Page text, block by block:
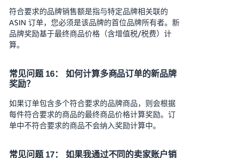
符合要求的品牌销售额是指与特定品牌相关联的
ASIN 订单，您必须是该品牌的首位品牌所有者。新
品牌奖励基于最终商品价格（含增值税/税费）计
算。
常见问题 16： 如何计算多商品订单的新品牌
奖励？
如果订单包含多个符合要求的品牌商品，则会根据
每件符合要求的商品的最终商品价格计算奖励。订
单中不符合要求的商品不会纳入奖励计算中。
常见问题 17： 如果我通过不同的卖家账户销